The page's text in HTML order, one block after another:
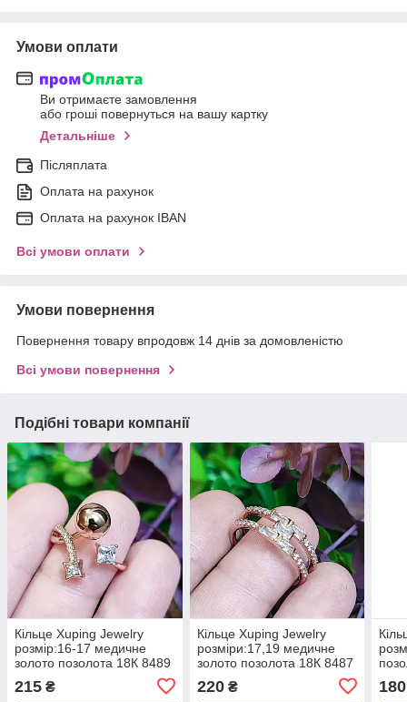
Умови оплати
Ви отримаєте замовлення
або гроші повернуться на вашу картку
Детальніше
Післяплата
Оплата на рахунок
Оплата на рахунок IBAN
Всі умови оплати
Умови повернення
Повернення товару впродовж 14 днів за домовленістю
Всі умови повернення
Подібні товари компанії
Кільце Xuping Jewelry
розмір:16-17 медичне
золото позолота 18К 8489
215 ₴
Кільце Xuping Jewelry
розміри:17,19 медичне
золото позолота 18К 8487
220₴ 180